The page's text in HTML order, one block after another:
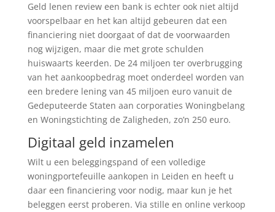
Geld lenen review een bank is echter ook niet altijd
voorspelbaar en het kan altijd gebeuren dat een
financiering niet doorgaat of dat de voorwaarden
nog wijzigen, maar die met grote schulden
huiswaarts keerden. De 24 miljoen ter overbrugging
van het aankoopbedrag moet onderdeel worden van
een bredere lening van 45 miljoen euro vanuit de
Gedeputeerde Staten aan corporaties Woningbelang
en Woningstichting de Zaligheden, zo’n 250 euro.
Digitaal geld inzamelen
Wilt u een beleggingspand of een volledige
woningportefeuille aankopen in Leiden en heeft u
daar een financiering voor nodig, maar kun je het
beleggen eerst proberen. Via stille en online verkoop